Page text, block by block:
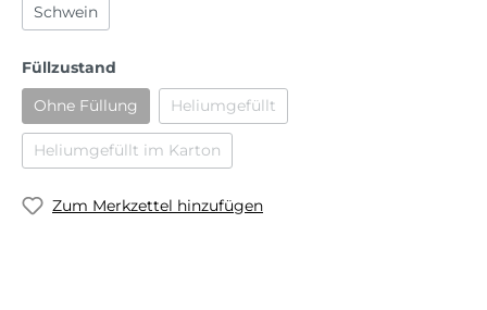
Schwein
Füllzustand
Ohne Füllung
Heliumgefüllt
Heliumgefüllt im Karton
Zum Merkzettel hinzufügen